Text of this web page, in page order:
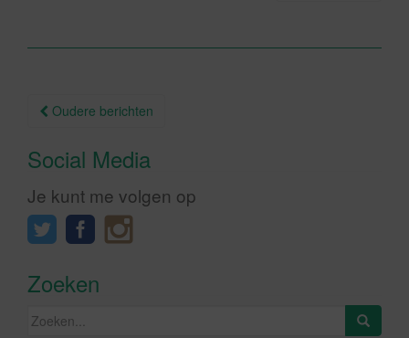
Berichtnavigatie
Oudere berichten
Social Media
Je kunt me volgen op
Zoeken
Zoeken